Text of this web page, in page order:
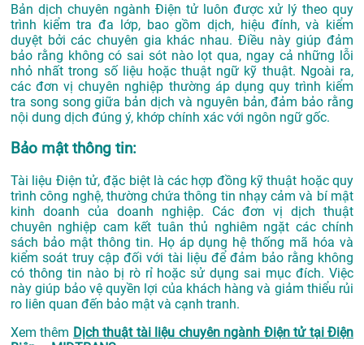
Bản dịch chuyên ngành Điện tử luôn được xử lý theo quy
trình kiểm tra đa lớp, bao gồm dịch, hiệu đính, và kiểm
duyệt bởi các chuyên gia khác nhau. Điều này giúp đảm
bảo rằng không có sai sót nào lọt qua, ngay cả những lỗi
nhỏ nhất trong số liệu hoặc thuật ngữ kỹ thuật. Ngoài ra,
các đơn vị chuyên nghiệp thường áp dụng quy trình kiểm
tra song song giữa bản dịch và nguyên bản, đảm bảo rằng
nội dung dịch đúng ý, khớp chính xác với ngôn ngữ gốc.
Bảo mật thông tin:
Tài liệu Điện tử, đặc biệt là các hợp đồng kỹ thuật hoặc quy
trình công nghệ, thường chứa thông tin nhạy cảm và bí mật
kinh doanh của doanh nghiệp. Các đơn vị dịch thuật
chuyên nghiệp cam kết tuân thủ nghiêm ngặt các chính
sách bảo mật thông tin. Họ áp dụng hệ thống mã hóa và
kiểm soát truy cập đối với tài liệu để đảm bảo rằng không
có thông tin nào bị rò rỉ hoặc sử dụng sai mục đích. Việc
này giúp bảo vệ quyền lợi của khách hàng và giảm thiểu rủi
ro liên quan đến bảo mật và cạnh tranh.
Xem thêm Dịch thuật tài liệu chuyên ngành Điện tử tại Điện